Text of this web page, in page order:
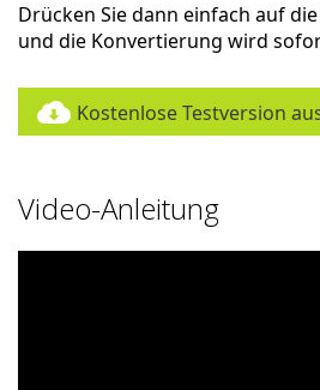
Drücken Sie dann einfach auf
und die Konvertierung wird
Kostenlose Testversion
Video-Anleitung